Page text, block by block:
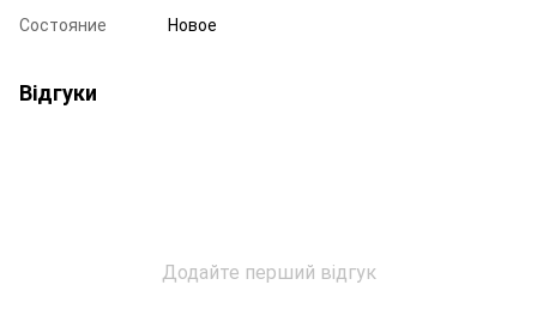
Состояние Новое
Відгуки
Додайте перший відгук